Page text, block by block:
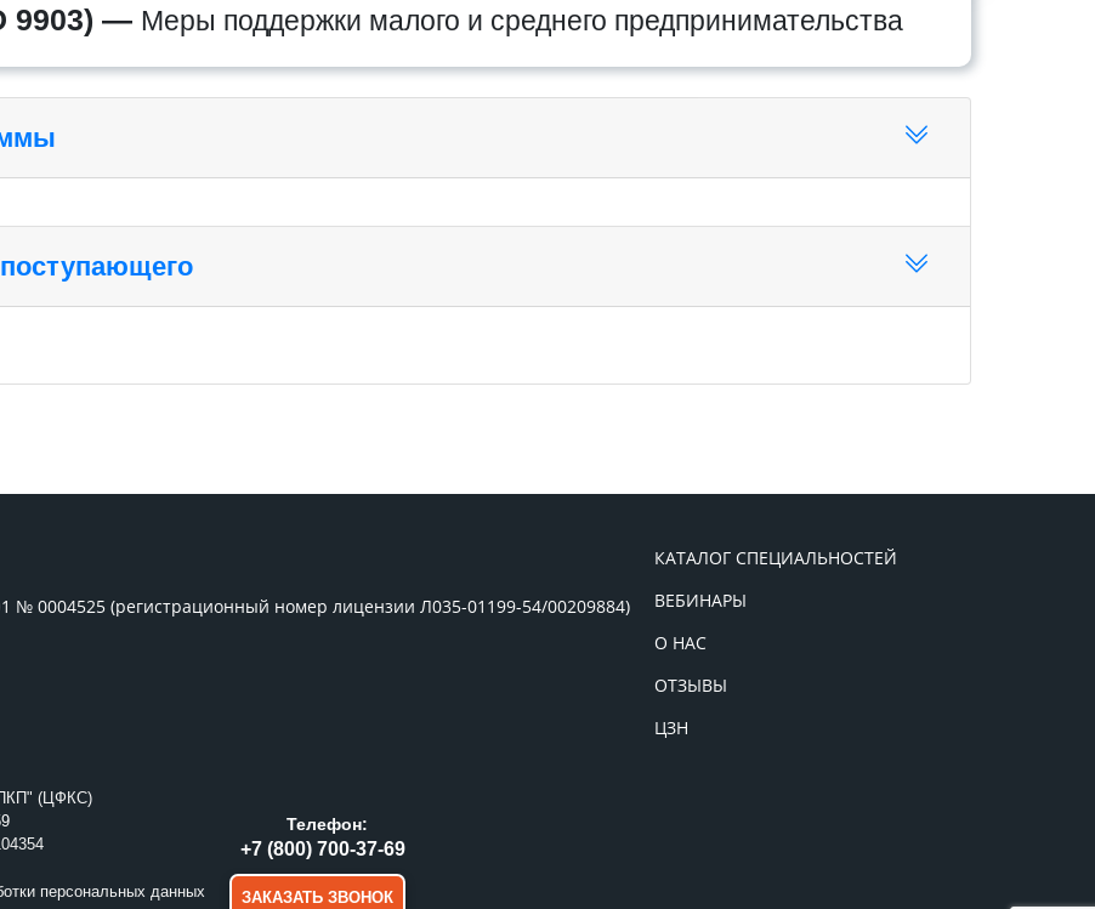
9903) — Меры поддержки малого и среднего предпринимательства
№ 0004525 (регистрационный номер лицензии Л035-01199-54/00209884)
КАТАЛОГ СПЕЦИАЛЬНОСТЕЙ
ВЕБИНАРЫ
О НАС
ОТЗЫВЫ
ЦЗН
(ЦФКС)
персональных данных
Телефон:
+7 (800) 700-37-69
ЗАКАЗАТЬ ЗВОНОК